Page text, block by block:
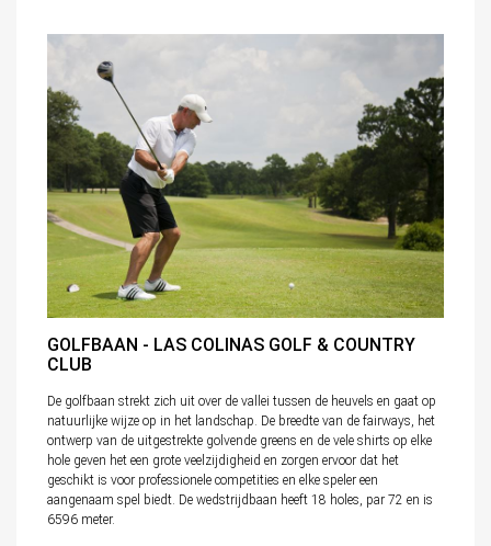
GOLFBAAN - LAS COLINAS GOLF & COUNTRY
CLUB
De golfbaan strekt zich uit over de vallei tussen de heuvels en gaat op
natuurlijke wijze op in het landschap. De breedte van de fairways, het
ontwerp van de uitgestrekte golvende greens en de vele shirts op elke
hole geven het een grote veelzijdigheid en zorgen ervoor dat het
geschikt is voor professionele competities en elke speler een
aangenaam spel biedt. De wedstrijdbaan heeft 18 holes, par 72 en is
6596 meter.